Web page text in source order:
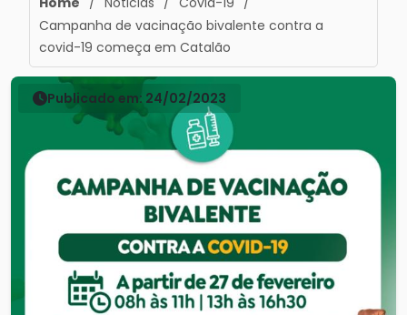
Campanha de vacinação bivalente contra a
covid-19 começa em Catalão
Publicado em: 24/02/2023